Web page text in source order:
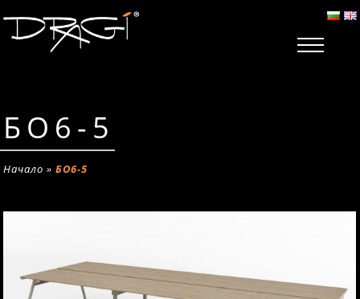
БО6-5
Начало »БО6-5